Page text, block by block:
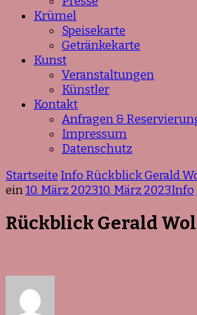
Krümel
Speisekarte
Getränkekarte
Kunst
Veranstaltungen
Künstler
Kontakt
Anfragen &
Impressum
Datenschutz
Startseite Info Rückblick Gerald
ein10. März 202310. März 2023Info
Rückblick Gerald